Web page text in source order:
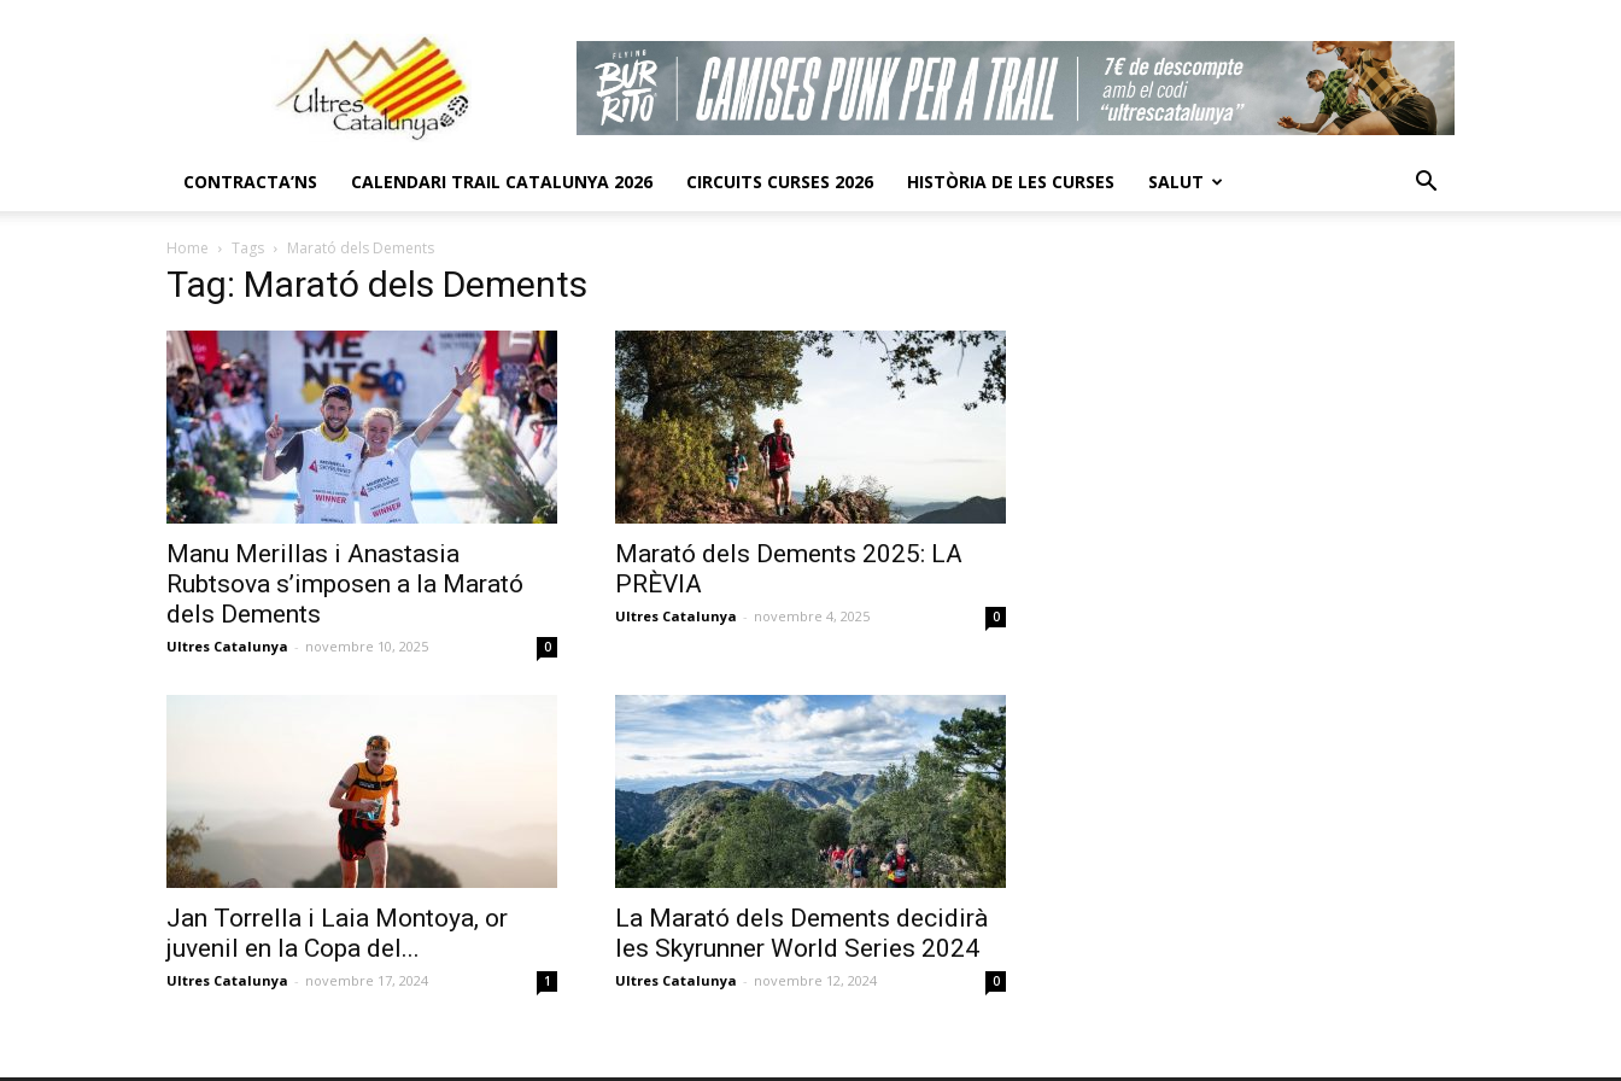
CONTRACTA’NS CALENDARI TRAIL CATALUNYA 2026 CIRCUITS CURSES 2026 HISTÒRIA DE LES CURSES SALUT
Home Tags Marató dels Dements
Tag: Marató dels Dements
Manu Merillas i Anastasia
Rubtsova s’imposen a la Marató
dels Dements
Ultres Catalunya - novembre 10, 2025 0
Marató dels Dements 2025: LA
PRÈVIA
Ultres Catalunya - novembre 4, 2025 0
Jan Torrella i Laia Montoya, or
juvenil en la Copa del...
Ultres Catalunya - novembre 17, 2024 1
La Marató dels Dements decidirà
les Skyrunner World Series 2024
Ultres Catalunya - novembre 12, 2024 0